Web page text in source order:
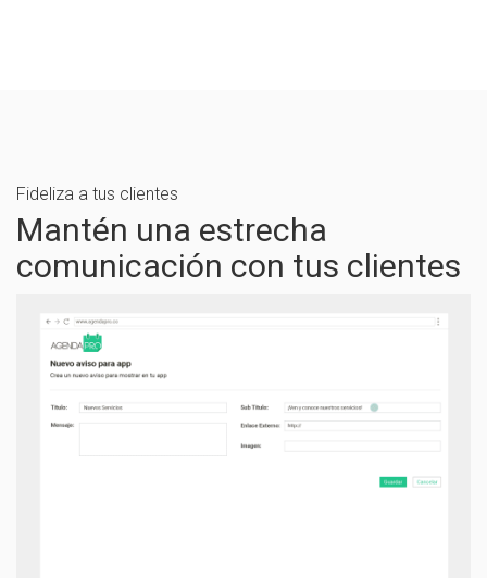
Fideliza a tus clientes
Mantén una estrecha
comunicación con tus clientes